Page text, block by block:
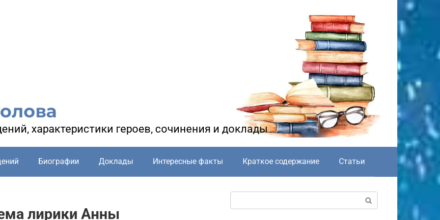
характеристики героев, сочинения и доклады
Биографии Доклады Интересные факты Краткое содержание Статьи
лирики Анны